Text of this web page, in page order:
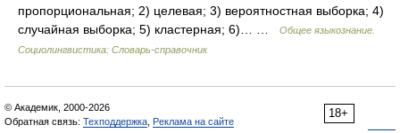
пропорциональная; 2) целевая; 3) вероятностная выборка; 4)
случайная выборка; 5) кластерная; 6)… …
Общее языкознание.
Социолингвистика: Словарь-справочник
18+
© Академик, 2000-2026
Обратная связь: Техподдержка Реклама на сайте